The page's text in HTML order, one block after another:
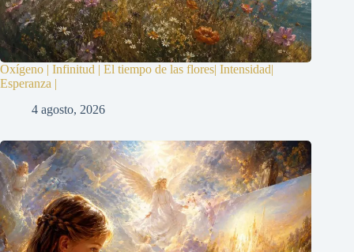
Oxígeno | Infinitud | El tiempo de las flores| Intensidad|
Esperanza |
4 agosto, 2026